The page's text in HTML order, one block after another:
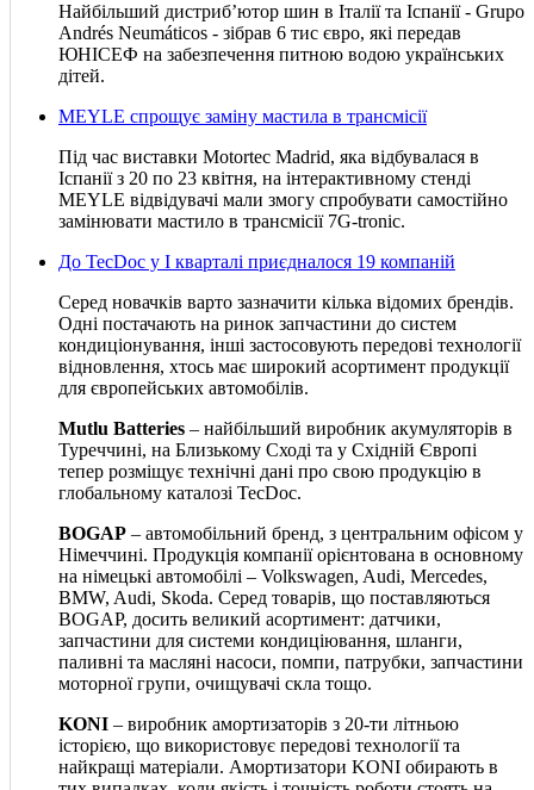
Найбільший дистриб’ютор шин в Італії та Іспанії - Grupo
Andrés Neumáticos - зібрав 6 тис євро, які передав
ЮНІСЕФ на забезпечення питною водою українських
дітей.
MEYLE спрощує заміну мастила в трансмісії
Під час виставки Motortec Madrid, яка відбувалася в
Іспанії з 20 по 23 квітня, на інтерактивному стенді
MEYLE відвідувачі мали змогу спробувати самостійно
замінювати мастило в трансмісії 7G-tronic.
До TecDoc у І кварталі приєдналося 19 компаній
Серед новачків варто зазначити кілька відомих брендів.
Одні постачають на ринок запчастини до систем
кондиціонування, інші застосовують передові технології
відновлення, хтось має широкий асортимент продукції
для європейських автомобілів.
Mutlu Batteries – найбільший виробник акумуляторів в
Туреччині, на Близькому Сході та у Східній Європі
тепер розміщує технічні дані про свою продукцію в
глобальному каталозі TecDoc.
BOGAP – автомобільний бренд, з центральним офісом у
Німеччині. Продукція компанії орієнтована в основному
на німецькі автомобілі – Volkswagen, Audi, Mercedes,
BMW, Audi, Skoda. Серед товарів, що поставляються
BOGAP, досить великий асортимент: датчики,
запчастини для системи кондиціювання, шланги,
паливні та масляні насоси, помпи, патрубки, запчастини
моторної групи, очищувачі скла тощо.
KONI – виробник амортизаторів з 20-ти літньою
історією, що використовує передові технології та
найкращі матеріали. Амортизатори KONI обирають в